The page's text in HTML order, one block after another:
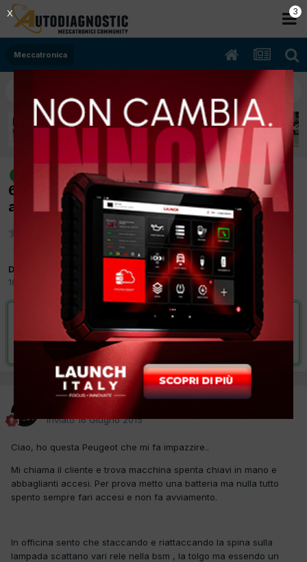
Meccatronica
[peugeot partner 02/2009 1.6cc 9hx
66Kw Diesel] Fari accesi e non fa
avviamento
Da Civitas
16 Giugno 2015
Meccatronica
VAI ALLA SOLUZIONE
Risolta da Civitas,12 Gennaio 2016
Civitas
Inviato16 Giugno 2015
Ciao, ho questa Peugeot che mi fa impazzire..
Mi chiama il cliente e trova macchina spenta chiavi in mano e
abbaglianti accesi. Per prova metto una batteria ma nulla tutto
spento sempre fari accesi e non fa avviamento.
In officina sento che staccando e riattaccando la spina sulla
lampada scattano vari rele nella bsm , la tolgo ma essendo un
2
X